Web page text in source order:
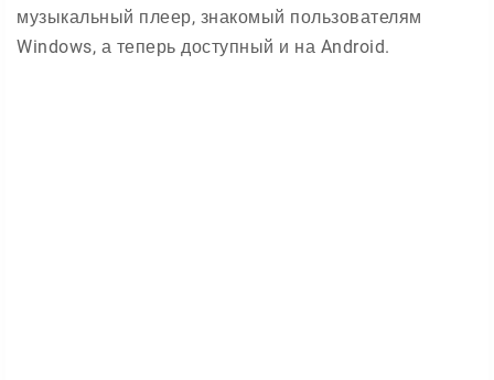
музыкальный плеер, знакомый пользователям
Windows, а теперь доступный и на Android.